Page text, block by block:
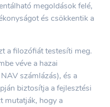
megoldások felé,
és csökkentik a
a filozófiát testesíti meg.
véve a hazai
számlázás), és a
biztosítja a fejlesztési
mutatják, hogy a